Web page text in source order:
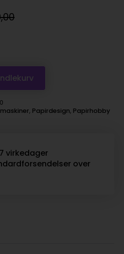
, Papirdesign, Papirhobby
virkedager
over